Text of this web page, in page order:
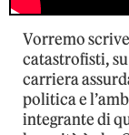
Vorremo
catastrofisti,
carriera
politica e
integrante di